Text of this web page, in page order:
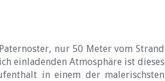
nur 50 Meter vom Strand
einladenden Atmosphäre ist dieses
in einem der malerischsten